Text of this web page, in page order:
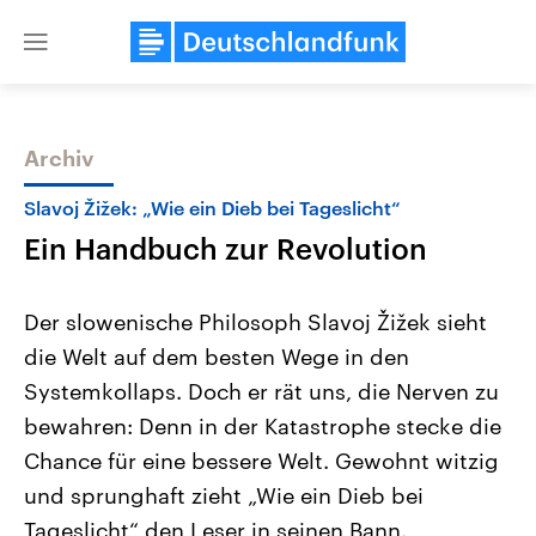
Close
Themen
Landtagswahl Sachsen-Anhalt
2026
Alle Informationen
Sachsen-Anhalt wählt am 6.
September 2026 einen neuen
Landtag. Seit 2021 wird das
Bundesland von einer Koalition aus
USA
Aktuelle Beiträge,
Hintergründe
Wirtschaftlich und
gehören die Vereinigten
mit großem Einfluss auf
Archiv
Slavoj Žižek: „Wie ein Dieb bei Tageslicht“
Ein Handbuch zur Revolution
Der slowenische Philosoph Slavoj Žižek sieht
die Welt auf dem besten Wege in den
Systemkollaps. Doch er rät uns, die Nerven zu
bewahren: Denn in der Katastrophe stecke die
Chance für eine bessere Welt. Gewohnt witzig
und sprunghaft zieht „Wie ein Dieb bei
Tageslicht“ den Leser in seinen Bann.